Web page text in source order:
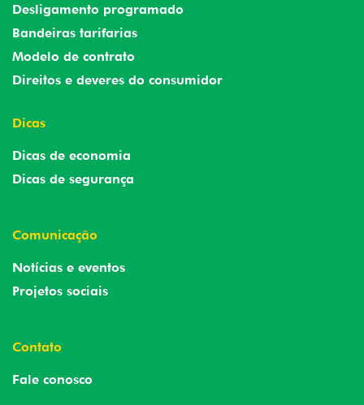
Desligamento programado
Bandeiras tarifarias
Modelo de contrato
Direitos e deveres do consumidor
Dicas
Dicas de economia
Dicas de segurança
Comunicação
Notícias e eventos
Projetos sociais
Contato
Fale conosco